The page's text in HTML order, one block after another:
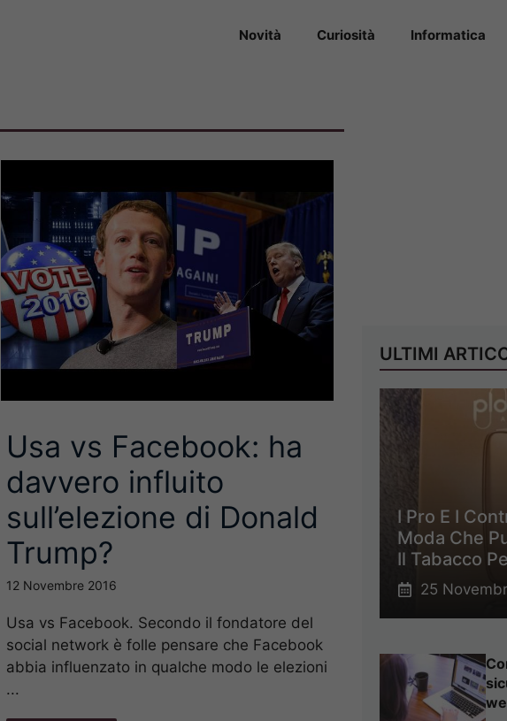
Novità Curiosità Informatica
Usa vs Facebook: ha
davvero influito
sull’elezione di Donald
Trump?
12 Novembre 2016
Usa vs Facebook. Secondo il fondatore del
social network è folle pensare che Facebook
abbia influenzato in qualche modo le elezioni
...
ULTIMI
I Pro E I
Moda Che
Il Tabacco
25